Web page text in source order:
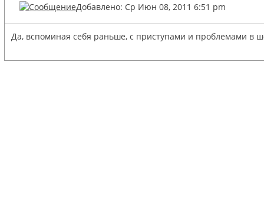
Добавлено: Ср Июн 08, 2011 6:51 pm
Да, вспоминая себя раньше, с приступами и проблемами в